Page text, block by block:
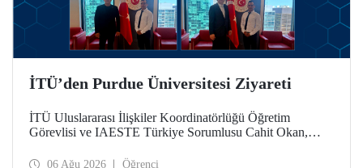
İTÜ’den Purdue Üniversitesi Ziyareti
İTÜ Uluslararası İlişkiler Koordinatörlüğü Öğretim
Görevlisi ve IAESTE Türkiye Sorumlusu Cahit Okan,
Temmuz tarihlerinde ABD’de dünyanın önde gelen
06 Ağu 2026 Öğrenci